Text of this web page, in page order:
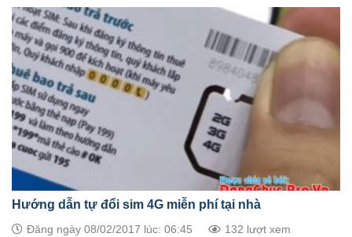
Hướng dẫn tự đổi sim 4G miễn phí tại nhà
Đăng ngày 08/02/2017 lúc: 06:45 132 lượt xem